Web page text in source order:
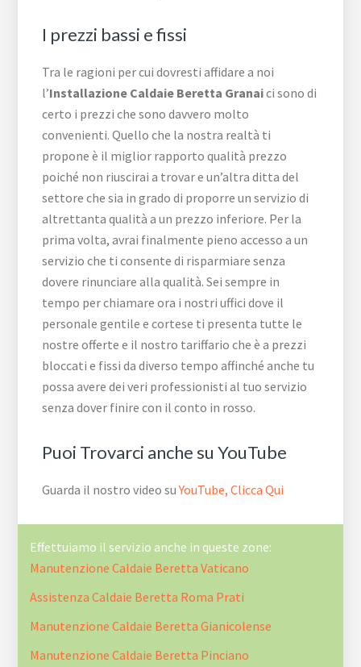
I prezzi bassi e fissi
Tra le ragioni per cui dovresti affidare a noi
l’Installazione Caldaie Beretta Granaici sono di
certo i prezzi che sono davvero molto
convenienti. Quello che la nostra realtà ti
propone è il miglior rapporto qualità prezzo
poiché non riuscirai a trovar e un’altra ditta del
settore che sia in grado di proporre un servizio di
altrettanta qualità a un prezzo inferiore. Per la
prima volta, avrai finalmente pieno accesso a un
servizio che ti consente di risparmiare senza
dovere rinunciare alla qualità. Sei sempre in
tempo per chiamare ora i nostri uffici dove il
personale gentile e cortese ti presenta tutte le
nostre offerte e il nostro tariffario che è a prezzi
bloccati e fissi da diverso tempo affinché anche tu
possa avere dei veri professionisti al tuo servizio
senza dover finire con il conto in rosso.
Puoi Trovarci anche su YouTube
Guarda il nostro video suYouTube, Clicca Qui
Effettuiamo il servizio anche in queste zone:
Manutenzione Caldaie Beretta Vaticano
Assistenza Caldaie Beretta Roma Prati
Manutenzione Caldaie Beretta Gianicolense
Manutenzione Caldaie Beretta Pinciano